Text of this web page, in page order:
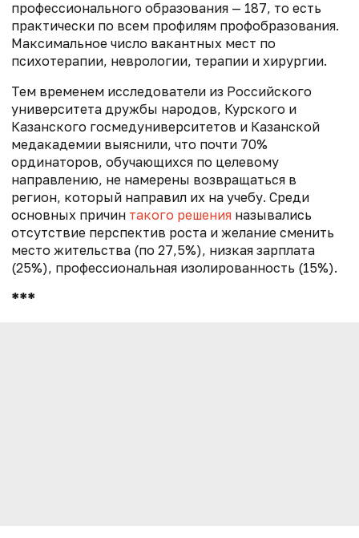
профессионального образования — 187, то есть
практически по всем профилям профобразования.
Максимальное число вакантных мест по
психотерапии, неврологии, терапии и хирургии.
Тем временем исследователи из Российского
университета дружбы народов, Курского и
Казанского госмедуниверситетов и Казанской
медакадемии выяснили, что почти 70%
ординаторов, обучающихся по целевому
направлению, не намерены возвращаться в
регион, который направил их на учебу. Среди
основных причин такого решения назывались
отсутствие перспектив роста и желание сменить
место жительства (по 27,5%), низкая зарплата
(25%), профессиональная изолированность (15%).
***